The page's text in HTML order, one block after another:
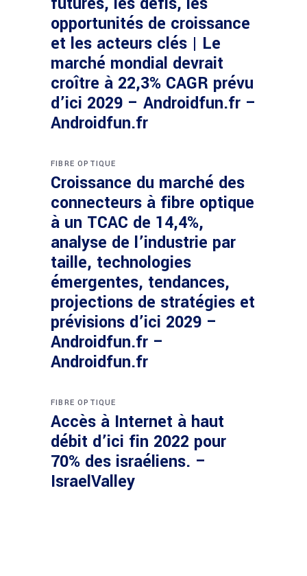
opportunités de croissance
et les acteurs clés | Le
marché mondial devrait
croître à 22,3% CAGR prévu
d’ici 2029 – Androidfun.fr –
Androidfun.fr
FIBRE OPTIQUE
Croissance du marché des
connecteurs à fibre optique
à un TCAC de 14,4%,
analyse de l’industrie par
taille, technologies
émergentes, tendances,
projections de stratégies et
prévisions d’ici 2029 –
Androidfun.fr –
Androidfun.fr
FIBRE OPTIQUE
Accès à Internet à haut
débit d’ici fin 2022 pour
70% des israéliens. –
IsraelValley